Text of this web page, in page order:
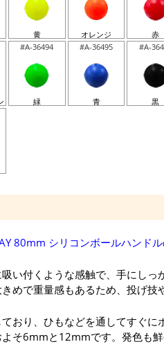
黄 オレンジ
赤
#A-36494
緑
#A-36495
青
#A-
黒
80mm シリコンボールハンドル
い付くような感触で、手にし
めで重量感もあるため、投げ技
おり、ひもなどを通してすぐに
そ6mmと12mmです。発色も